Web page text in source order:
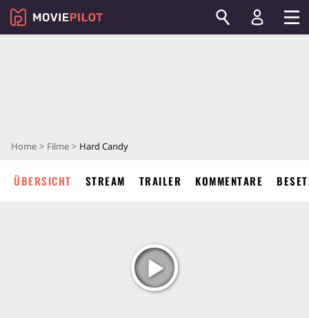
Home Filme Hard Candy
ÜBERSICHT STREAM TRAILER KOMMENTARE